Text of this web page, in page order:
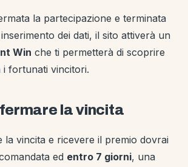
la partecipazione e terminata
dei dati, il sito attiverà un
Win che ti permetterà di scoprire
i fortunati vincitori.
la vincita
la vincita e ricevere il premio dovrai
ed entro 7 giorni, una